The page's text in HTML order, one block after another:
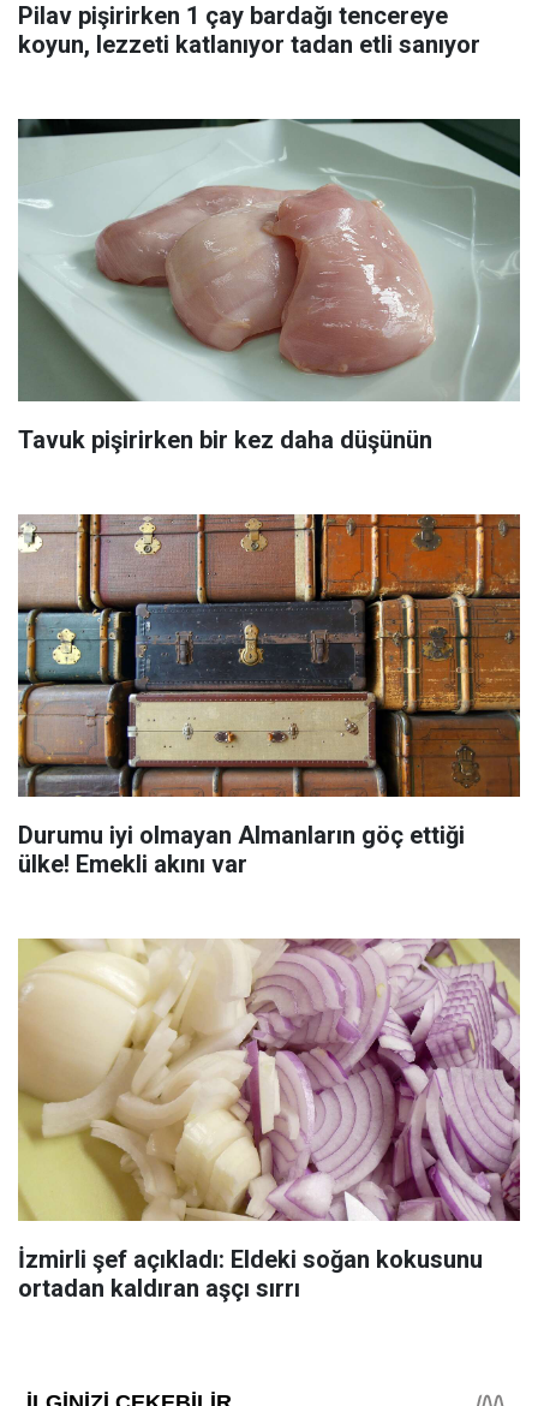
Pilav pişirirken 1 çay bardağı tencereye
koyun, lezzeti katlanıyor tadan etli sanıyor
Tavuk pişirirken bir kez daha düşünün
Durumu iyi olmayan Almanların göç ettiği
ülke! Emekli akını var
İzmirli şef açıkladı: Eldeki soğan kokusunu
ortadan kaldıran aşçı sırrı